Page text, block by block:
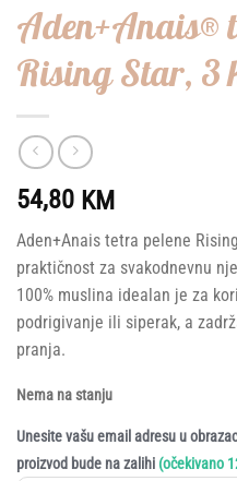
Aden+Anais®
Rising Star, 3
54,80 KM
Aden+Anais tetra pelene
praktičnost za svakodnevnu
100% muslina idealan je za
podrigivanje ili siperak, a
pranja.
Nema na stanju
Unesite vašu email adresu u
proizvod bude na zalihi (očekivano